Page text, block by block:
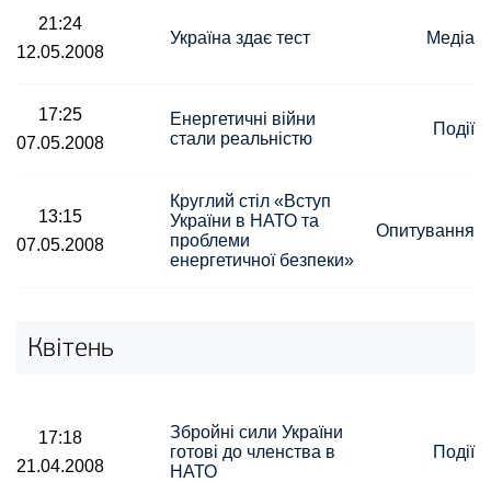
21:24
12.05.2008
Україна здає тест Медіа
17:25
07.05.2008
Енергетичні війни
стали реальністю
Події
13:15
07.05.2008
Круглий стіл «Вступ
України в НАТО та
проблеми
енергетичної безпеки»
Опитування
Квітень
17:18
21.04.2008
Збройні сили України
готові до членства в
НАТО
Події